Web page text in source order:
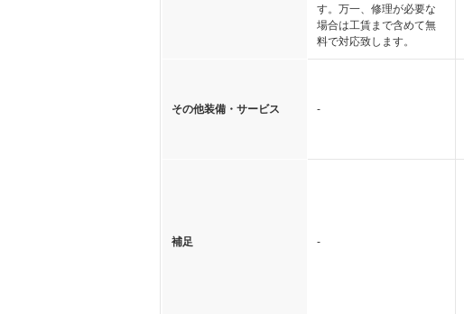
す。万一、修理が必要な
場合は工賃まで含めて無
料で対応致します。
その他装備・サービス -
補足 -